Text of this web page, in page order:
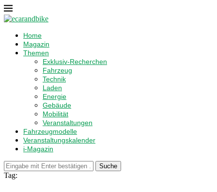
Home
Magazin
Themen
Exklusiv-Recherchen
Fahrzeug
Technik
Laden
Energie
Gebäude
Mobilität
Veranstaltungen
Fahrzeugmodelle
Veranstaltungskalender
i-Magazin
Suche
Tag: